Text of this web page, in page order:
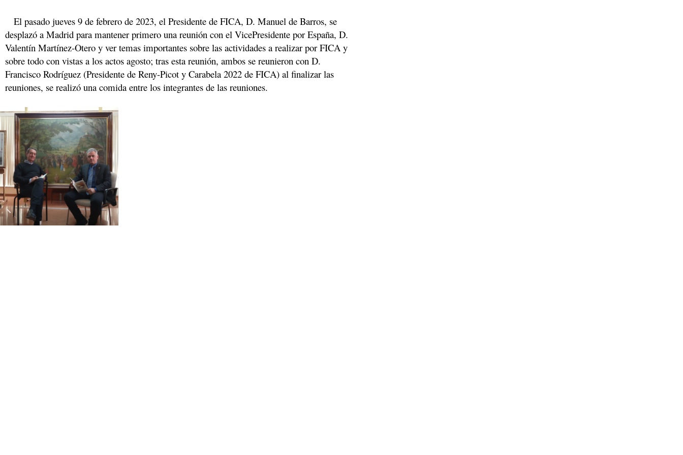
El pasado jueves 9 de febrero de 2023, el Presidente de FICA, D. Manuel de Barros, se
desplazó a Madrid para mantener primero una reunión con el VicePresidente por España, D.
Valentín Martínez-Otero y ver temas importantes sobre las actividades a realizar por FICA y
sobre todo con vistas a los actos agosto; tras esta reunión, ambos se reunieron con D.
Francisco Rodríguez (Presidente de Reny-Picot y Carabela 2022 de FICA) al finalizar las
reuniones, se realizó una comida entre los integrantes de las reuniones.